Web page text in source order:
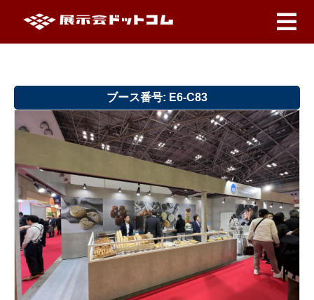
ブース番号: E6-C83